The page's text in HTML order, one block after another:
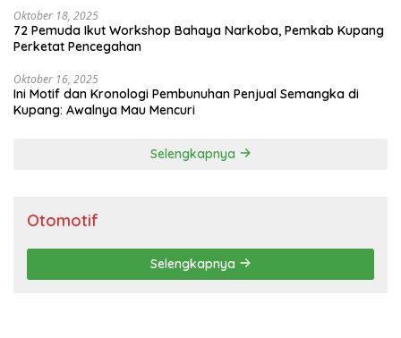
Oktober 18, 2025
72 Pemuda Ikut Workshop Bahaya Narkoba, Pemkab Kupang
Perketat Pencegahan
Oktober 16, 2025
Ini Motif dan Kronologi Pembunuhan Penjual Semangka di
Kupang: Awalnya Mau Mencuri
Selengkapnya
Otomotif
Selengkapnya